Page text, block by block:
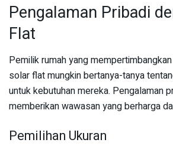
Pengalaman Pribadi
Flat
Pemilik rumah yang
solar flat mungkin bertanya-tanya
untuk kebutuhan mereka. Pengalaman
memberikan wawasan yang berharga
Pemilihan Ukuran